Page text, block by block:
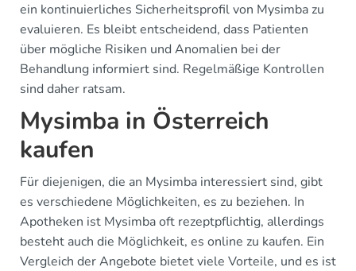
ein kontinuierliches Sicherheitsprofil von Mysimba zu
evaluieren. Es bleibt entscheidend, dass Patienten
über mögliche Risiken und Anomalien bei der
Behandlung informiert sind. Regelmäßige Kontrollen
sind daher ratsam.
Mysimba in Österreich
kaufen
Für diejenigen, die an Mysimba interessiert sind, gibt
es verschiedene Möglichkeiten, es zu beziehen. In
Apotheken ist Mysimba oft rezeptpflichtig, allerdings
besteht auch die Möglichkeit, es online zu kaufen. Ein
Vergleich der Angebote bietet viele Vorteile, und es ist